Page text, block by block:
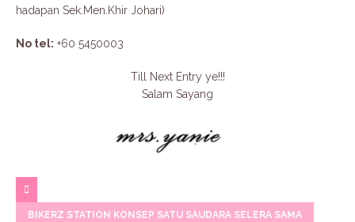
hadapan Sek.Men.Khir Johari)
No tel: +60 5450003
Till Next Entry ye!!!
Salam Sayang
BIKERZ STATION KONSEP SATU SAUDARA SELERA SAMA